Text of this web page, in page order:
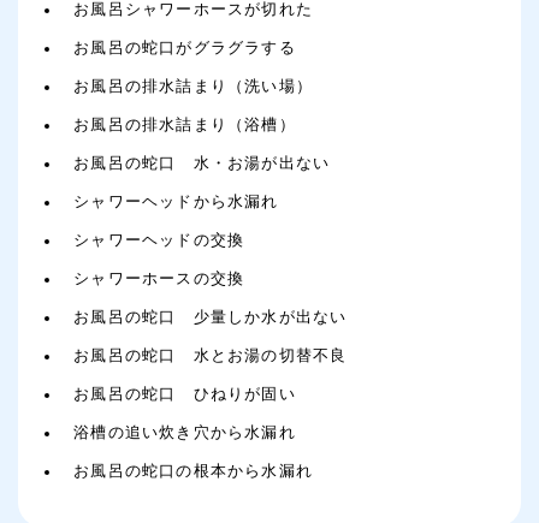
お風呂シャワーホースが切れた
お風呂の蛇口がグラグラする
お風呂の排水詰まり（洗い場）
お風呂の排水詰まり（浴槽）
お風呂の蛇口 水・お湯が出ない
シャワーヘッドから水漏れ
シャワーヘッドの交換
シャワーホースの交換
お風呂の蛇口 少量しか水が出ない
お風呂の蛇口 水とお湯の切替不良
お風呂の蛇口 ひねりが固い
浴槽の追い炊き穴から水漏れ
お風呂の蛇口の根本から水漏れ